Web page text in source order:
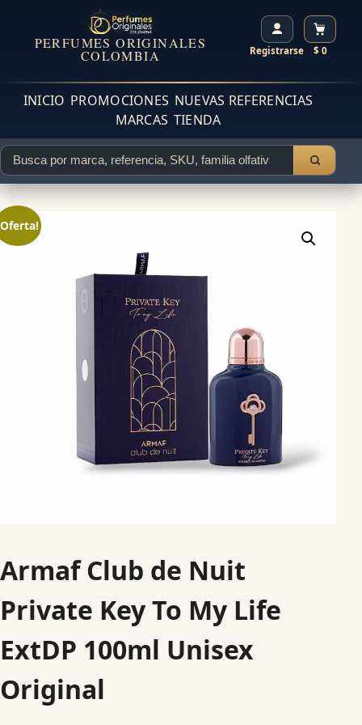
PERFUMES ORIGINALES
COLOMBIA Registrarse $ 0
INICIO PROMOCIONES NUEVAS REFERENCIAS
MARCAS TIENDA
Armaf Club de Nuit
Private Key To My Life
ExtDP 100ml Unisex
Original